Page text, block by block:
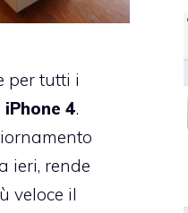
per tutti i
iPhone 4.
ieri, rende
veloce il